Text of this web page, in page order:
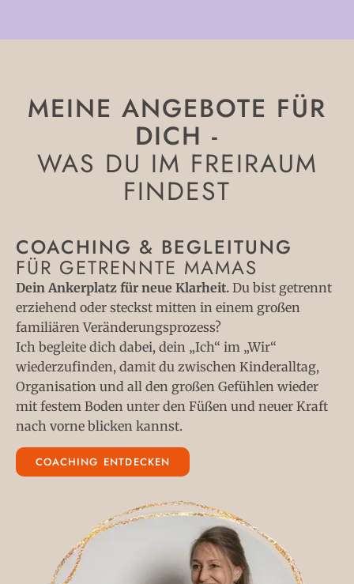
MEINE ANGEBOTE FÜR
DICH -
WAS DU IM FREIRAUM
FINDEST
COACHING & BEGLEITUNG
FÜR GETRENNTE MAMAS
Dein Ankerplatz für neue Klarheit. Du bist getrennt
erziehend oder steckst mitten in einem großen
familiären Veränderungsprozess?
Ich begleite dich dabei, dein „Ich“ im „Wir“
wiederzufinden, damit du zwischen Kinderalltag,
Organisation und all den großen Gefühlen wieder
mit festem Boden unter den Füßen und neuer Kraft
nach vorne blicken kannst.
COACHING ENTDECKEN